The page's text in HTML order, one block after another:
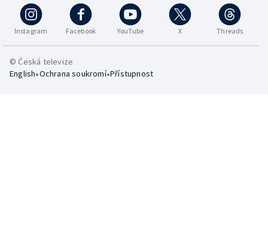
Instagram Facebook YouTube X Threads
© Česká televize
English•Ochrana soukromí•Přístupnost